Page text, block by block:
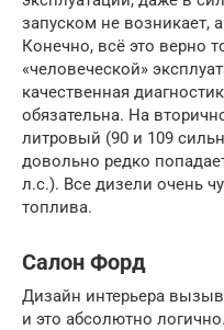
запуском не возникает,
Конечно, всё это верно
«человеческой»
качественная
обязательна. На
литровый (90 и 109
довольно редко
л.с.). Все дизели очень
топлива.
Салон Форд
Дизайн интерьера
и это абсолютно